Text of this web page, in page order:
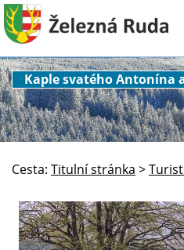
Kaple svatého Antonína
Cesta: Titulní stránka >